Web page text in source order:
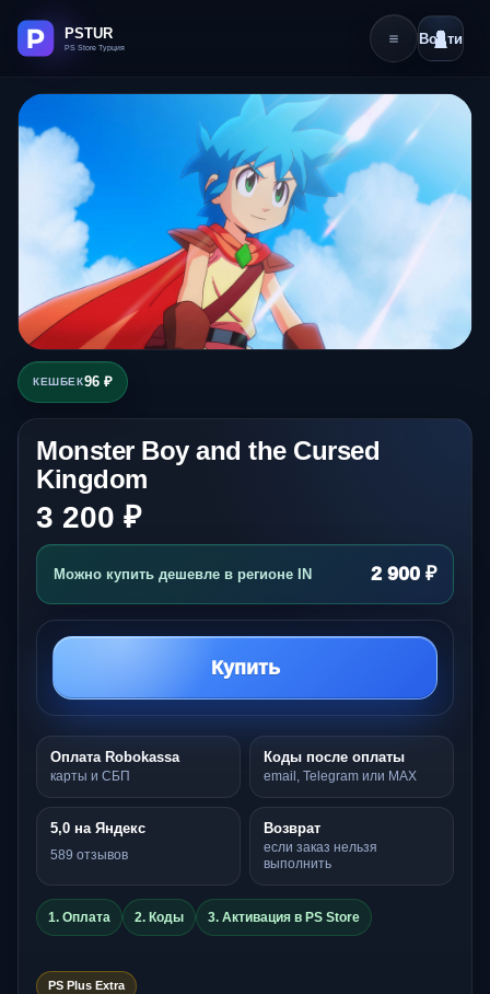
Войти
КЕШБЕК96 ₽
Monster Boy and the Cursed
Kingdom
3 200 ₽
Можно купить дешевле в регионе IN 2 900 ₽
Купить
Оплата Robokassa
карты и СБП
Коды после оплаты
email, Telegram или MAX
5,0 на Яндекс
589 отзывов
Возврат
если заказ нельзя
выполнить
1. Оплата 2. Коды 3. Активация в PS Store
PS Plus Extra